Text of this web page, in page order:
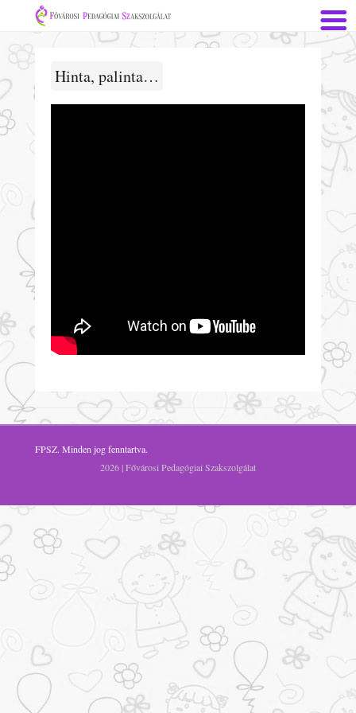
Hinta, palinta…
FPSZ. Minden jog fenntartva.
2026 | Fővárosi Pedagógiai Szakszolgálat